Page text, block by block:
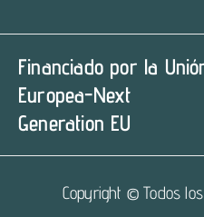
Financiado por la
Europea-Next
Generation EU
Copyright © Todos